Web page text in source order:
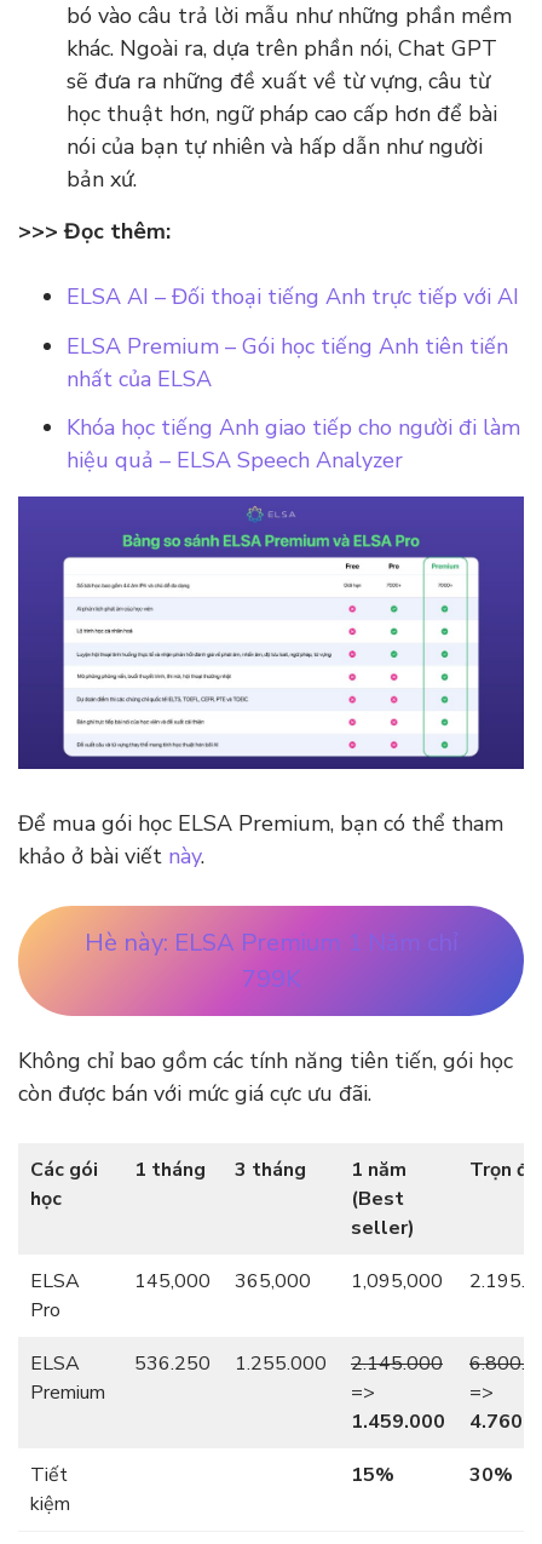
bó vào câu trả lời mẫu như những phần mềm
khác. Ngoài ra, dựa trên phần nói, Chat GPT
sẽ đưa ra những đề xuất về từ vựng, câu từ
học thuật hơn, ngữ pháp cao cấp hơn để bài
nói của bạn tự nhiên và hấp dẫn như người
bản xứ.
>>> Đọc thêm:
ELSA AI – Đối thoại tiếng Anh trực tiếp với AI
ELSA Premium – Gói học tiếng Anh tiên tiến
nhất của ELSA
Khóa học tiếng Anh giao tiếp cho người đi làm
hiệu quả – ELSA Speech Analyzer
Để mua gói học ELSA Premium, bạn có thể tham
khảo ở bài viết này.
Hè này: ELSA Premium 1 Năm chỉ
799K
Không chỉ bao gồm các tính năng tiên tiến, gói học
còn được bán với mức giá cực ưu đãi.
Các gói
học
1 tháng 3 tháng
1 năm
(Best
seller)
Trọn
ELSA
Pro
145,000 365,000 1,095,000
ELSA
Premium
536.250 1.255.000
2.145.000
=>
1.459.000
=>
Tiết
kiệm
15% 30%